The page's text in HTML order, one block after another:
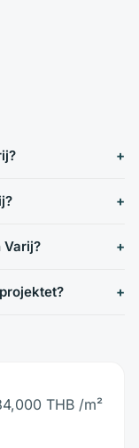
Varij?
THB /m²